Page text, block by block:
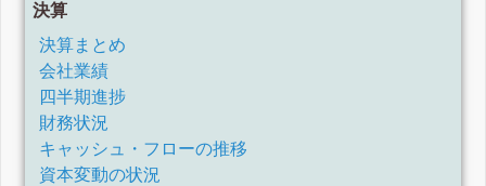
決算
決算まとめ
会社業績
四半期進捗
財務状況
キャッシュ・フローの推移
資本変動の状況